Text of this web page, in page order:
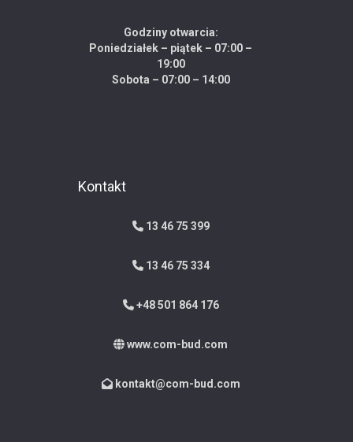
Godziny otwarcia:
Poniedziałek – piątek – 07:00 –
19:00
Sobota – 07:00 – 14:00
Kontakt
13 46 75 399
13 46 75 334
+48 501 864 176
www.com-bud.com
kontakt@com-bud.com